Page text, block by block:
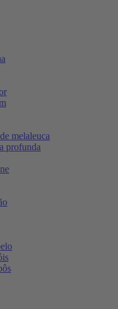
melaleuca
profunda